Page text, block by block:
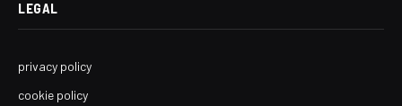
LEGAL
privacy policy
cookie policy